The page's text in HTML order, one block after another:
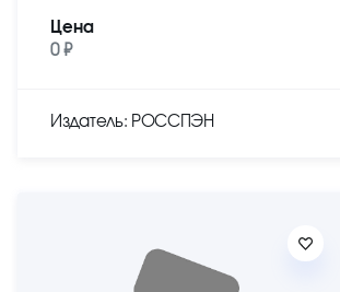
Цена
0 ₽
Издатель: РОССПЭН